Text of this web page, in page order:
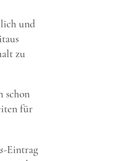
und
zu
schon
für
-Eintrag